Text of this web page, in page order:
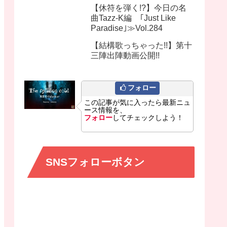
【休符を弾く!?】今日の名
曲Tazz-K編 ｢Just Like
Paradise｣≫Vol.284
【結構歌っちゃった!!】第十
三陣出陣動画公開!!
フォロー
この記事が気に入ったら最新ニュ
ース情報を、
フォローしてチェックしよう！
SNSフォローボタン